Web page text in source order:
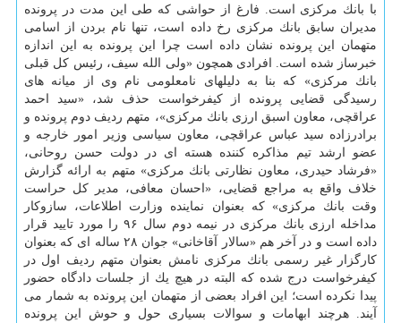
با بانك مركزی است. فارغ از حواشی كه طی این مدت در پرونده
مدیران سابق بانك مركزی رخ داده است، تنها نام بردن از اسامی
متهمان این پرونده نشان داده است چرا این پرونده به این اندازه
خبرساز شده است. افرادی همچون «ولی الله سیف، رئیس كل قبلی
بانك مركزی» كه بنا به دلیلهای نامعلومی نام وی از میانه های
رسیدگی قضایی پرونده از كیفرخواست حذف شد، «سید احمد
عراقچی، معاون اسبق ارزی بانك مركزی»، متهم ردیف دوم پرونده و
برادرزاده سید عباس عراقچی، معاون سیاسی وزیر امور خارجه و
عضو ارشد تیم مذاكره كننده هسته ای در دولت حسن روحانی،
«فرشاد حیدری، معاون نظارتی بانك مركزی» متهم به ارائه گزارش
خلاف واقع به مراجع قضایی، «احسان معافی، مدیر كل حراست
وقت بانك مركزی» كه بعنوان نماینده وزارت اطلاعات، سازوكار
مداخله ارزی بانك مركزی در نیمه دوم سال ۹۶ را مورد تایید قرار
داده است و در آخر هم «سالار آقاخانی» جوان ۲۸ ساله ای كه بعنوان
كارگزار غیر رسمی بانك مركزی نامش بعنوان متهم ردیف اول در
كیفرخواست درج شده كه البته در هیچ یك از جلسات دادگاه حضور
پیدا نكرده است؛ این افراد بعضی از متهمان این پرونده به شمار می
آیند. هرچند ابهامات و سوالات بسیاری حول و حوش این پرونده